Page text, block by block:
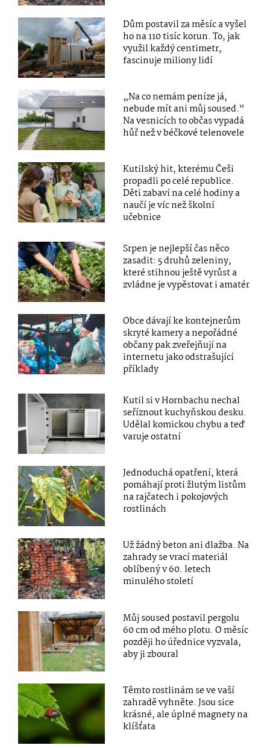
Dům postavil za měsíc a vyšel
ho na 110 tisíc korun. To, jak
využil každý centimetr,
fascinuje miliony lidí
„Na co nemám peníze já,
nebude mít ani můj soused.“
Na vesnicích to občas vypadá
hůř než v béčkové telenovele
Kutilský hit, kterému Češi
propadli po celé republice.
Děti zabaví na celé hodiny a
naučí je víc než školní
učebnice
Srpen je nejlepší čas něco
zasadit: 5 druhů zeleniny,
které stihnou ještě vyrůst a
zvládne je vypěstovat i amatér
Obce dávají ke kontejnerům
skryté kamery a nepořádné
občany pak zveřejňují na
internetu jako odstrašující
příklady
Kutil si v Hornbachu nechal
seříznout kuchyňskou desku.
Udělal komickou chybu a teď
varuje ostatní
Jednoduchá opatření, která
pomáhají proti žlutým listům
na rajčatech i pokojových
rostlinách
Už žádný beton ani dlažba. Na
zahrady se vrací materiál
oblíbený v 60. letech
minulého století
Můj soused postavil pergolu
60 cm od mého plotu. O měsíc
později ho úřednice vyzvala,
aby ji zboural
Těmto rostlinám se ve vaší
zahradě vyhněte. Jsou sice
krásné, ale úplné magnety na
klíšťata